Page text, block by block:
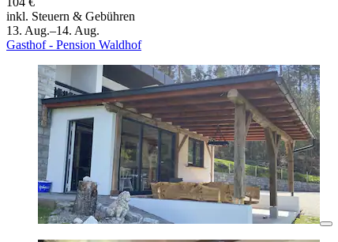
inkl. Steuern & Gebühren
13. Aug.–14. Aug.
Gasthof - Pension Waldhof